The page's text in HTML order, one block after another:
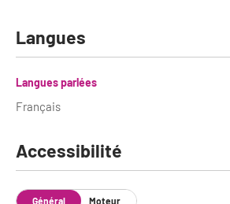
Langues
Langues parlées
Français
Accessibilité
Général Moteur